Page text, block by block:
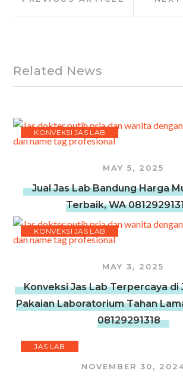
navigation
Related News
KONVEKSI JAS LAB
MAY 5, 2025
Jual Jas Lab Bandung Harga
Terbaik, WA
KONVEKSI JAS LAB
MAY 3, 2025
Konveksi Jas Lab Terpercaya di
Pakaian Laboratorium Tahan
08129291318
JAS LAB
NOVEMBER 30,